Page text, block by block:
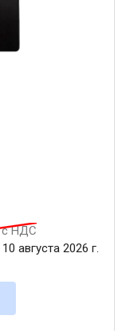
с НДС
августа 2026 г.